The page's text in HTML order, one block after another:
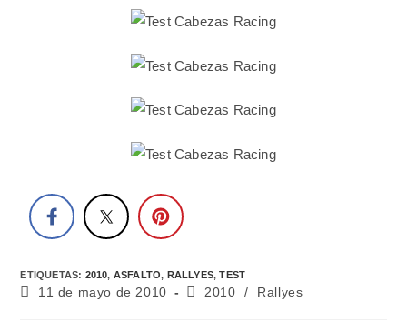
ETIQUETAS: 2010, ASFALTO, RALLYES, TEST
11 de mayo de 2010 2010 / Rallyes